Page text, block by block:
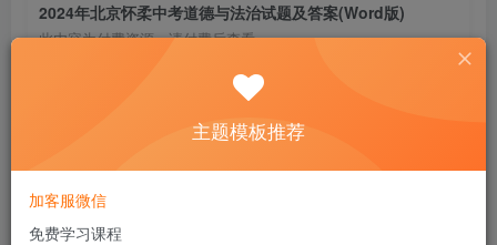
2024年北京怀柔中考道德与法治试题及答案(Word版)
此内容为付费资源，请付费后查看
9.6
免费
暂时无法购买，请与站长联系
主题模板推荐
加客服微信
免费学习课程